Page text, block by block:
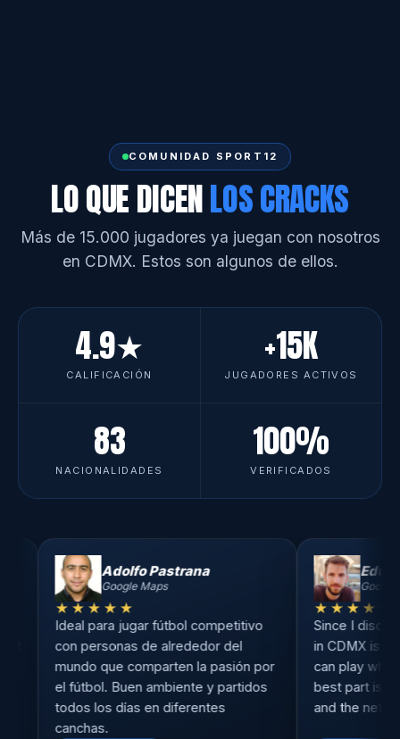
COMUNIDAD SPORT12
LO QUE DICENLOS CRACKS
Más de 15.000 jugadores ya juegan con nosotros
en CDMX. Estos son algunos de ellos.
4.9★
CALIFICACIÓN
+15K
JUGADORES ACTIVOS
83
NACIONALIDADES
100%
VERIFICADOS
Adolfo Pastrana
Google Maps
jugar fútbol competitivo
de alrededor del
que comparten la pasión por
Buen ambiente y partidos
los días en diferentes
Eduardo Ramírez
Google Play
Since I discovered Sport12,
in CDMX is completely
can play whenever I want,
best part is the people you
and the networking you